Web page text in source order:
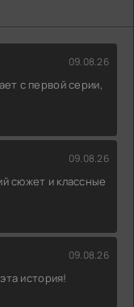
09.08.26
с первой серии,
09.08.26
сюжет и классные
09.08.26
история!